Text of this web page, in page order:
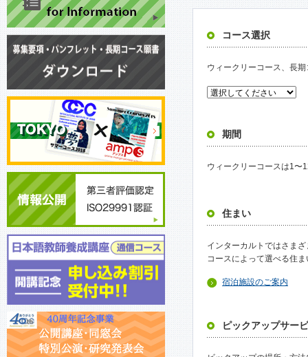
コース選択
ウィークリーコース、長
期間
ウィークリーコースは1〜
住まい
インターカルトではさま
コースによって選べる住
宿泊施設のご案内
ピックアップサー